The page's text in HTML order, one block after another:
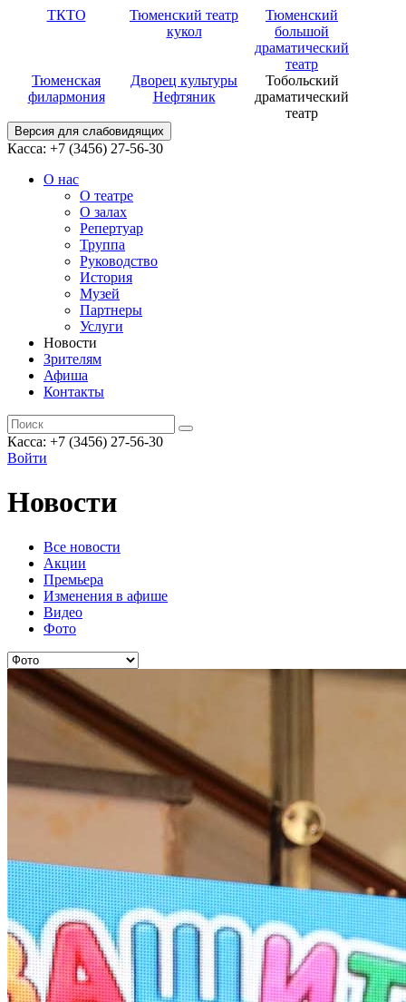
ТКТО
Тюменский театр
кукол
Тюменский
большой
драматический
театр
Тюменская
филармония
Дворец культуры
Нефтяник
Тобольский
драматический
театр
Версия для слабовидящих
Касса: +7 (3456) 27-56-30
О нас
О театре
О залах
Репертуар
Труппа
Руководство
История
Музей
Партнеры
Услуги
Новости
Зрителям
Афиша
Контакты
Касса: +7 (3456) 27-56-30
Войти
Новости
Все новости
Акции
Премьера
Изменения в афише
Видео
Фото